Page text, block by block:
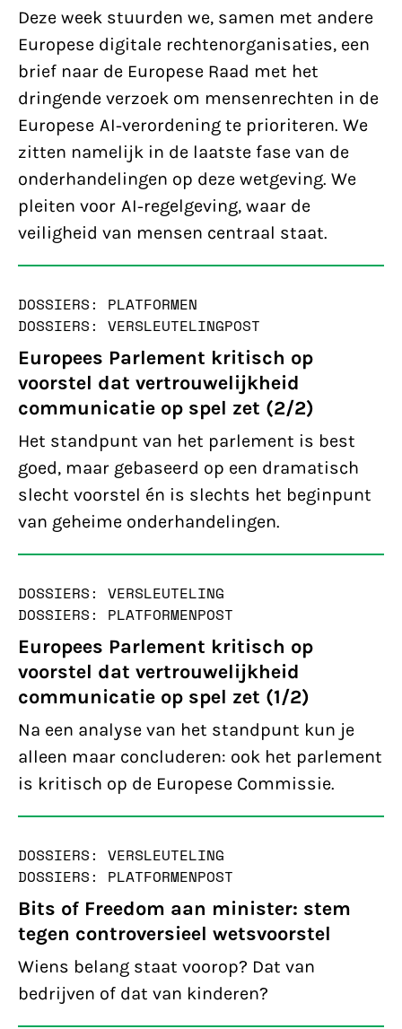
Deze week stuurden we, samen met andere
Europese digitale rechtenorganisaties, een
brief naar de Europese Raad met het
dringende verzoek om mensenrechten in de
Europese AI-verordening te prioriteren. We
zitten namelijk in de laatste fase van de
onderhandelingen op deze wetgeving. We
pleiten voor AI-regelgeving, waar de
veiligheid van mensen centraal staat.
DOSSIERS: PLATFORMEN
DOSSIERS: VERSLEUTELINGPOST
Europees Parlement kritisch op
voorstel dat vertrouwelijkheid
communicatie op spel zet (2/2)
Het standpunt van het parlement is best
goed, maar gebaseerd op een dramatisch
slecht voorstel én is slechts het beginpunt
van geheime onderhandelingen.
DOSSIERS: VERSLEUTELING
DOSSIERS: PLATFORMENPOST
Europees Parlement kritisch op
voorstel dat vertrouwelijkheid
communicatie op spel zet (1/2)
Na een analyse van het standpunt kun je
alleen maar concluderen: ook het parlement
is kritisch op de Europese Commissie.
DOSSIERS: VERSLEUTELING
DOSSIERS: PLATFORMENPOST
Bits of Freedom aan minister: stem
tegen controversieel wetsvoorstel
Wiens belang staat voorop? Dat van
bedrijven of dat van kinderen?